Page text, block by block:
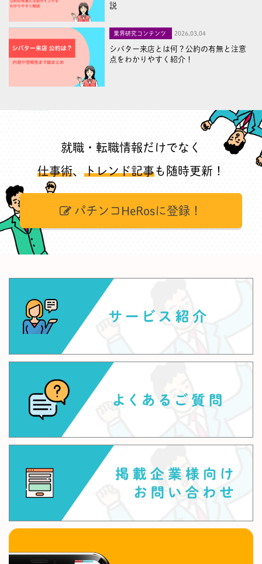
説
業界研究コンテンツ 2026,03,04
シバター来店とは何？公約の有無と注意
点をわかりやすく紹介！
就職・転職情報だけでなく
仕事術、 トレンド記事も随時更新！
パチンコHeRosに登録！